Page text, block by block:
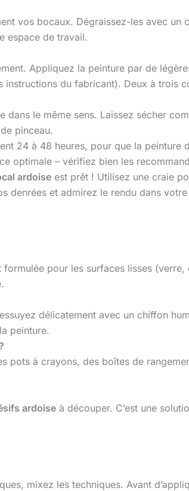
vos bocaux. Dégraissez-les avec
espace de travail.
Appliquez la peinture par de
du fabricant). Deux à trois
le même sens. Laissez sécher
pinceau.
24 à 48 heures, pour que la peinture
optimale – vérifiez bien les
ardoise est prêt ! Utilisez une craie
denrées et admirez le rendu dans votre
formulée pour les surfaces lisses
délicatement avec un chiffon
peinture.
pots à crayons, des boîtes de
ardoise à découper. C’est une
mixez les techniques. Avant